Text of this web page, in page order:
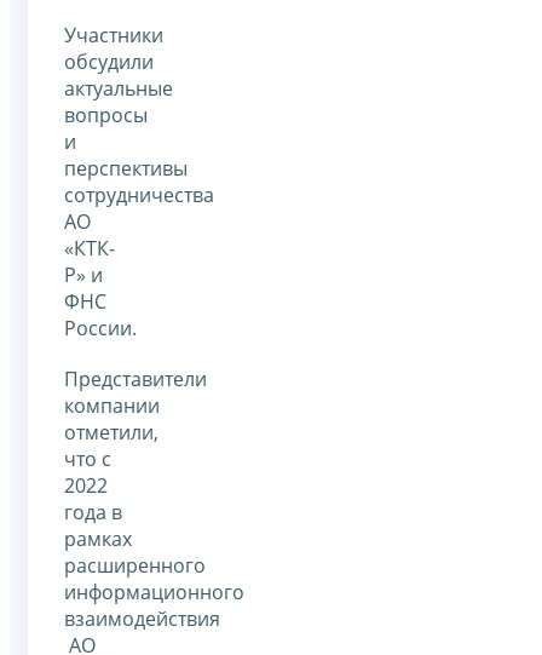
Участники
обсудили
актуальные
вопросы
и
перспективы
сотрудничества
АО
«КТК-
Р» и
ФНС
России.
Представители
компании
отметили,
что с
2022
года в
рамках
расширенного
информационного
взаимодействия
АО